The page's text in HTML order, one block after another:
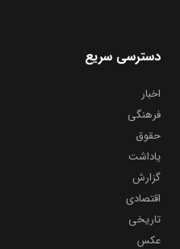
دسترسی سریع
اخبار
فرهنگی
حقوق
یاداشت
گزارش
اقتصادی
تاریخی
عکس